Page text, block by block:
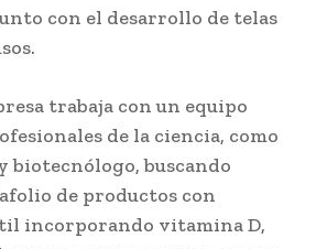
con el desarrollo de telas
trabaja con un equipo
de la ciencia, como
biotecnólogo, buscando
de productos con
incorporando vitamina D,